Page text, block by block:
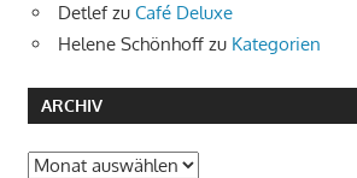
Detlefzu Café Deluxe
Helene Schönhoff zu Kategorien
ARCHIV
Archiv